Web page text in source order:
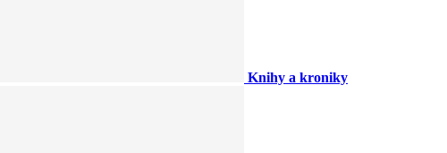
Knihy a kroniky